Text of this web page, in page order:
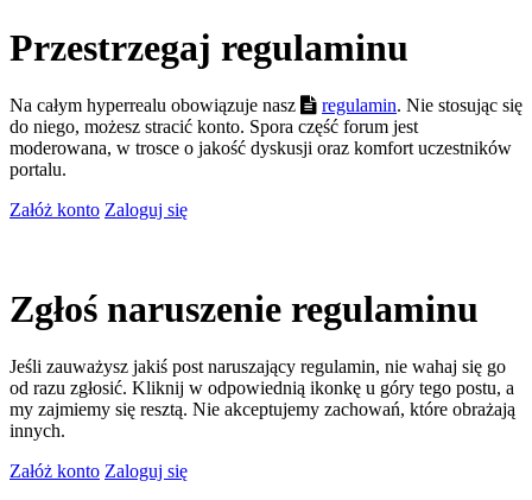
Przestrzegaj regulaminu
Na całym hyperrealu obowiązuje nasz regulamin. Nie stosując się
do niego, możesz stracić konto. Spora część forum jest
moderowana, w trosce o jakość dyskusji oraz komfort uczestników
portalu.
Załóż konto Zaloguj się
Zgłoś naruszenie regulaminu
Jeśli zauważysz jakiś post naruszający regulamin, nie wahaj się go
od razu zgłosić. Kliknij w odpowiednią ikonkę u góry tego postu, a
my zajmiemy się resztą. Nie akceptujemy zachowań, które obrażają
innych.
Załóż konto Zaloguj się